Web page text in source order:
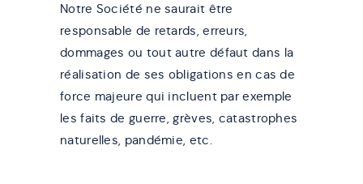
Notre Société ne saurait être
responsable de retards, erreurs,
dommages ou tout autre défaut dans la
réalisation de ses obligations en cas de
force majeure qui incluent par exemple
les faits de guerre, grèves, catastrophes
naturelles, pandémie, etc.